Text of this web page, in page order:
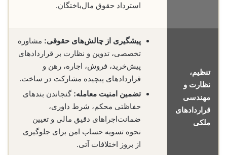
استرداد حقوق مال‌باختگان.
تنظیم،
نظارت و
مهندسی
قراردادهای
ملکی
پیشگیری از چالش‌های حقوقی: مشاوره
تخصصی، تدوین و نظارت بر قراردادهای
پیش‌خرید، فروش، اجاره، رهن و
قراردادهای پیچیده مشارکت در ساخت.
تضمین امنیت معامله: گنجاندن بندهای
حفاظتی محکم، شرط داوری،
ضمانت‌اجراهای دقیق مالی و تعیین
نحوه تسویه حساب امن برای جلوگیری
از بروز اختلافات آتی.